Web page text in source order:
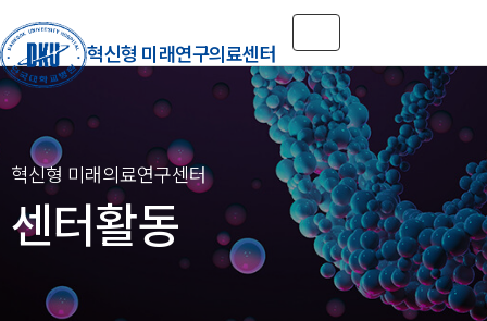
Toggle navigation
혁신형 미래연구의료센터
센터활동